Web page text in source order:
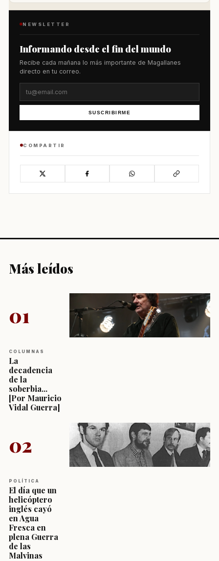
NEWSLETTER
Informando desde el fin del mundo
Recibe cada mañana lo más importante de Magallanes
directo en tu correo.
SUSCRIBIRME
COMPARTIR
Más leídos
01
COLUMNAS
La
decadencia
de la
soberbia...
[Por Mauricio
Vidal Guerra]
02
POLÍTICA
El día que un
helicóptero
inglés cayó
en Agua
Fresca en
plena Guerra
de las
Malvinas